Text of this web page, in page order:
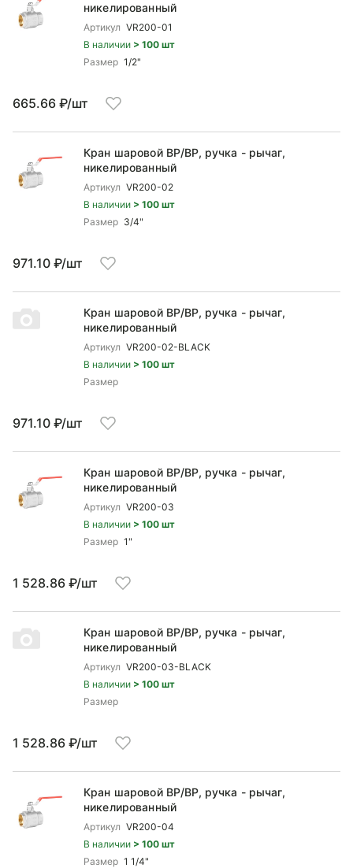
никелированный
Артикул VR200-01
В наличии > 100 шт
Размер 1/2"
665.66 ₽/шт
Кран шаровой ВP/ВР, ручка - рычаг,
никелированный
Артикул VR200-02
В наличии > 100 шт
Размер 3/4"
971.10 ₽/шт
Кран шаровой ВP/ВР, ручка - рычаг,
никелированный
Артикул VR200-02-BLACK
В наличии > 100 шт
Размер
971.10 ₽/шт
Кран шаровой ВP/ВР, ручка - рычаг,
никелированный
Артикул VR200-03
В наличии > 100 шт
Размер 1"
1 528.86 ₽/шт
Кран шаровой ВP/ВР, ручка - рычаг,
никелированный
Артикул VR200-03-BLACK
В наличии > 100 шт
Размер
1 528.86 ₽/шт
Кран шаровой ВP/ВР, ручка - рычаг,
никелированный
Артикул VR200-04
В наличии > 100 шт
Размер 1 1/4"